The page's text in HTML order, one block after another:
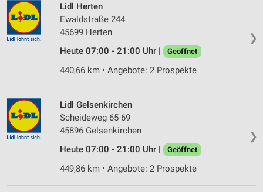
❯
Lidl Herten
Ewaldstraße 244
45699 Herten
Heute 07:00 - 21:00 Uhr |
Geöffnet
440,66 km • Angebote: 2 Prospekte
❯
Lidl Gelsenkirchen
Scheideweg 65-69
45896 Gelsenkirchen
Heute 07:00 - 21:00 Uhr |
Geöffnet
449,86 km • Angebote: 2 Prospekte
IAB-Verarbeitungszwecke:
Speichern von oder Zugriff auf Informationen
auf einem Endgerät
Werbeanzeigen
Werbung
Verwendung von Profilen zur Auswahl
personalisierter Werbung
Erstellung von Profilen zur Personalisierung
von Inhalten